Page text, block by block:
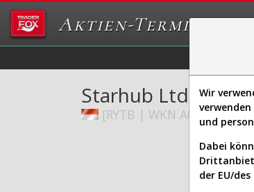
Aktien-Terminal
Starhub Ltd.
[RYTB | WKN A0MVC1 |
Wir
und
Dabei
der EU/